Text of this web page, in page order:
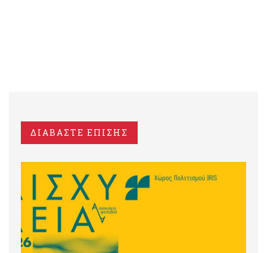
ΔΙΑΒΑΣΤΕ ΕΠΙΣΗΣ